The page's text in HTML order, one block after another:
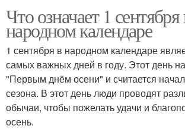
Что означает 1 сентября
народном календаре
1 сентября в народном календаре
самых важных дней в году. Этот день
"Первым днём осени" и считается
сезона. В этот день люди проводят
обычаи, чтобы пожелать удачи и
осень.